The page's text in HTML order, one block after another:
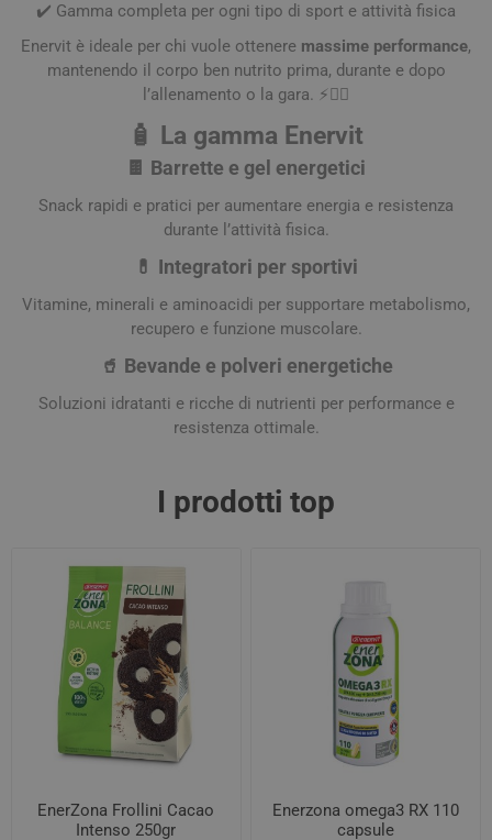
✔️ Gamma completa per ogni tipo di sport e attività fisica
Enervit è ideale per chi vuole ottenere massime performance,
mantenendo il corpo ben nutrito prima, durante e dopo
l’allenamento o la gara. ⚡🏃‍♂️
🧴 La gamma Enervit
🍫 Barrette e gel energetici
Snack rapidi e pratici per aumentare energia e resistenza
durante l’attività fisica.
💊 Integratori per sportivi
Vitamine, minerali e aminoacidi per supportare metabolismo,
recupero e funzione muscolare.
🥤 Bevande e polveri energetiche
Soluzioni idratanti e ricche di nutrienti per performance e
resistenza ottimale.
I prodotti top
EnerZona Frollini Cacao
Intenso 250gr
Enerzona omega3 RX 110
capsule